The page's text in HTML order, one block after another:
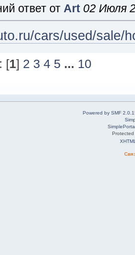
ответ отArt 02 Июля
cars/used/sale/
[1] 2 3 4 5 ... 10
Powered by SMF